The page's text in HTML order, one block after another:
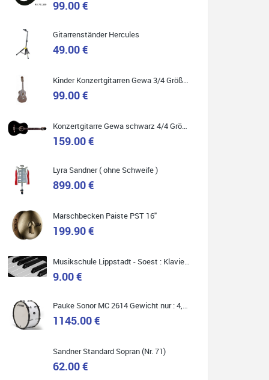
Quelle: Google-Rezension
Ich war auf der Suche nach einem neuen Keyboard
und bin begeistert: ich bin super beraten worden,
aktuell natürlich nur telefonisch. Nachdem die
abholen musste. Top!
Quelle: Google-Rezension
Ich bin super zufrieden mit meiner neuen Ukulele!
Einfach am Freitag vorbeigekommen, eben geklingelt
und top beraten worden. Ich würde den Besuch im
Musikgeschäft Stöppel jedem Onlineshopping
99.00 €
Gitarrenständer Hercules
49.00 €
99.00 €
159.00 €
Lyra Sandner ( ohne Schweife )
899.00 €
Marschbecken Paiste PST 16"
199.90 €
9.00 €
1145.00 €
Sandner Standard Sopran (Nr. 71)
62.00 €